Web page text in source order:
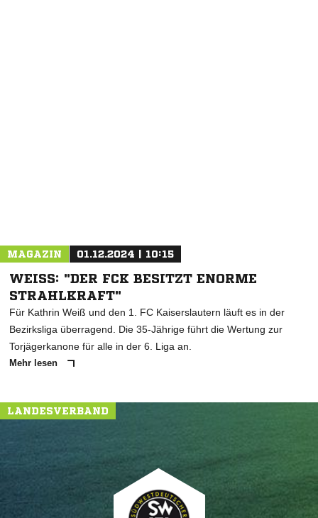
MAGAZIN 01.12.2024 | 10:15
WEISS: "DER FCK BESITZT ENORME S
TRAHLKRAFT"
Für Kathrin Weiß und den 1. FC Kaiserslautern läuft es in der
Bezirksliga überragend. Die 35-Jährige führt die Wertung zur
Torjägerkanone für alle in der 6. Liga an.
Mehr lesen
LANDESVERBAND